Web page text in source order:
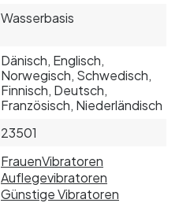
Wasserbasis
Dänisch, Englisch,
Norwegisch, Schwedisch,
Finnisch, Deutsch,
Französisch, Niederländisch
23501
FrauenVibratoren
Auflegevibratoren
Günstige Vibratoren